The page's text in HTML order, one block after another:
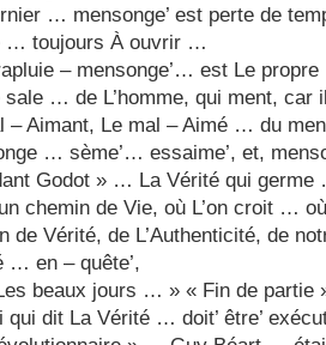
… mensonge’ est perte de
… toujours À ouvrir …
– mensonge’… est Le propre
sale … de L’homme, qui ment, car
– Aimant, Le mal – Aimé … du
… sème’… essaime’, et,
Godot » … La Vérité qui
un chemin de Vie, où L’on croit …
de Vérité, de L’Authenticité, de
… en – quête’,
beaux jours … » « Fin de partie
qui dit La Vérité … doit’ être’